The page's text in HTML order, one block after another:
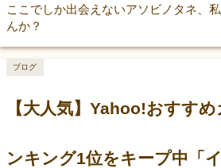
ここでしか出会えないアソビノタネ、
んか？
【大人気】Yahoo!おすす
ンキング1位をキープ中「
ブログ